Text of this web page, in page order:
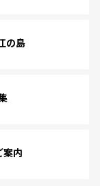
の島
案内